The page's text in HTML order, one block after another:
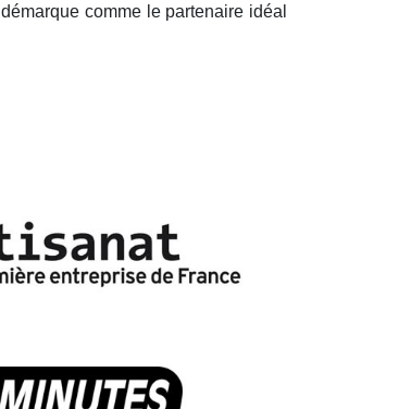
comme le partenaire idéal